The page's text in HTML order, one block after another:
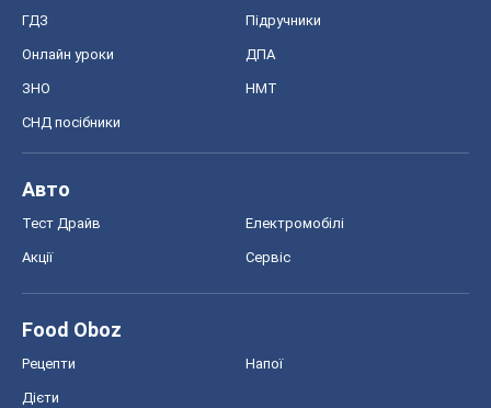
ГДЗ Підручники
Онлайн уроки ДПА
ЗНО НМТ
СНД посібники
Авто
Тест Драйв Електромобілі
Акції Сервіс
Food Oboz
Рецепти Напої
Дієти